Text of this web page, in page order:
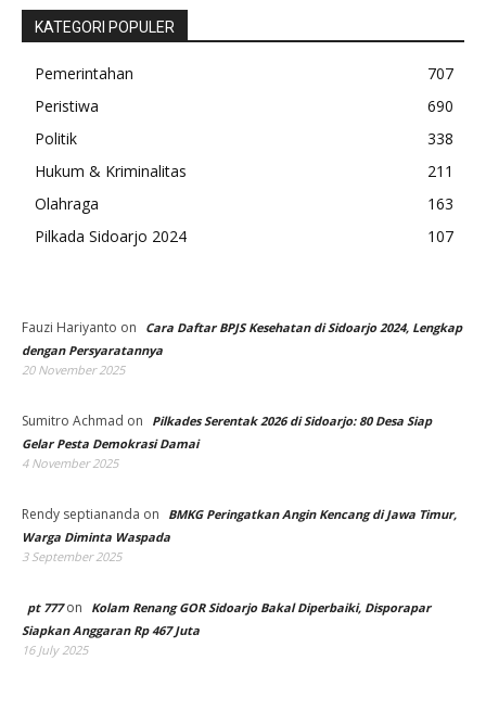
KATEGORI POPULER
Pemerintahan
707
Peristiwa
690
Politik
338
Hukum & Kriminalitas
211
Olahraga
163
Pilkada Sidoarjo 2024
107
Fauzi Hariyanto on
Cara Daftar BPJS Kesehatan di Sidoarjo 2024, Lengkap
dengan Persyaratannya
20 November 2025
Sumitro Achmad on
Pilkades Serentak 2026 di Sidoarjo: 80 Desa Siap
Gelar Pesta Demokrasi Damai
4 November 2025
Rendy septiananda on
BMKG Peringatkan Angin Kencang di Jawa Timur,
Warga Diminta Waspada
3 September 2025
pt 777on
Kolam Renang GOR Sidoarjo Bakal Diperbaiki, Disporapar
Siapkan Anggaran Rp 467 Juta
16 July 2025